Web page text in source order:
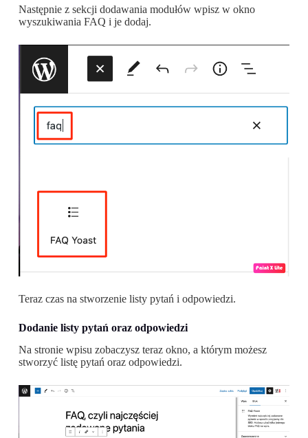
Następnie z sekcji dodawania modułów wpisz w okno
wyszukiwania FAQ i je dodaj.
Teraz czas na stworzenie listy pytań i odpowiedzi.
Dodanie listy pytań oraz odpowiedzi
Na stronie wpisu zobaczysz teraz okno, a którym możesz
stworzyć listę pytań oraz odpowiedzi.